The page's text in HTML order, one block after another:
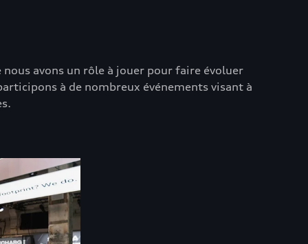
avons un rôle à jouer pour faire évoluer
à de nombreux événements visant à